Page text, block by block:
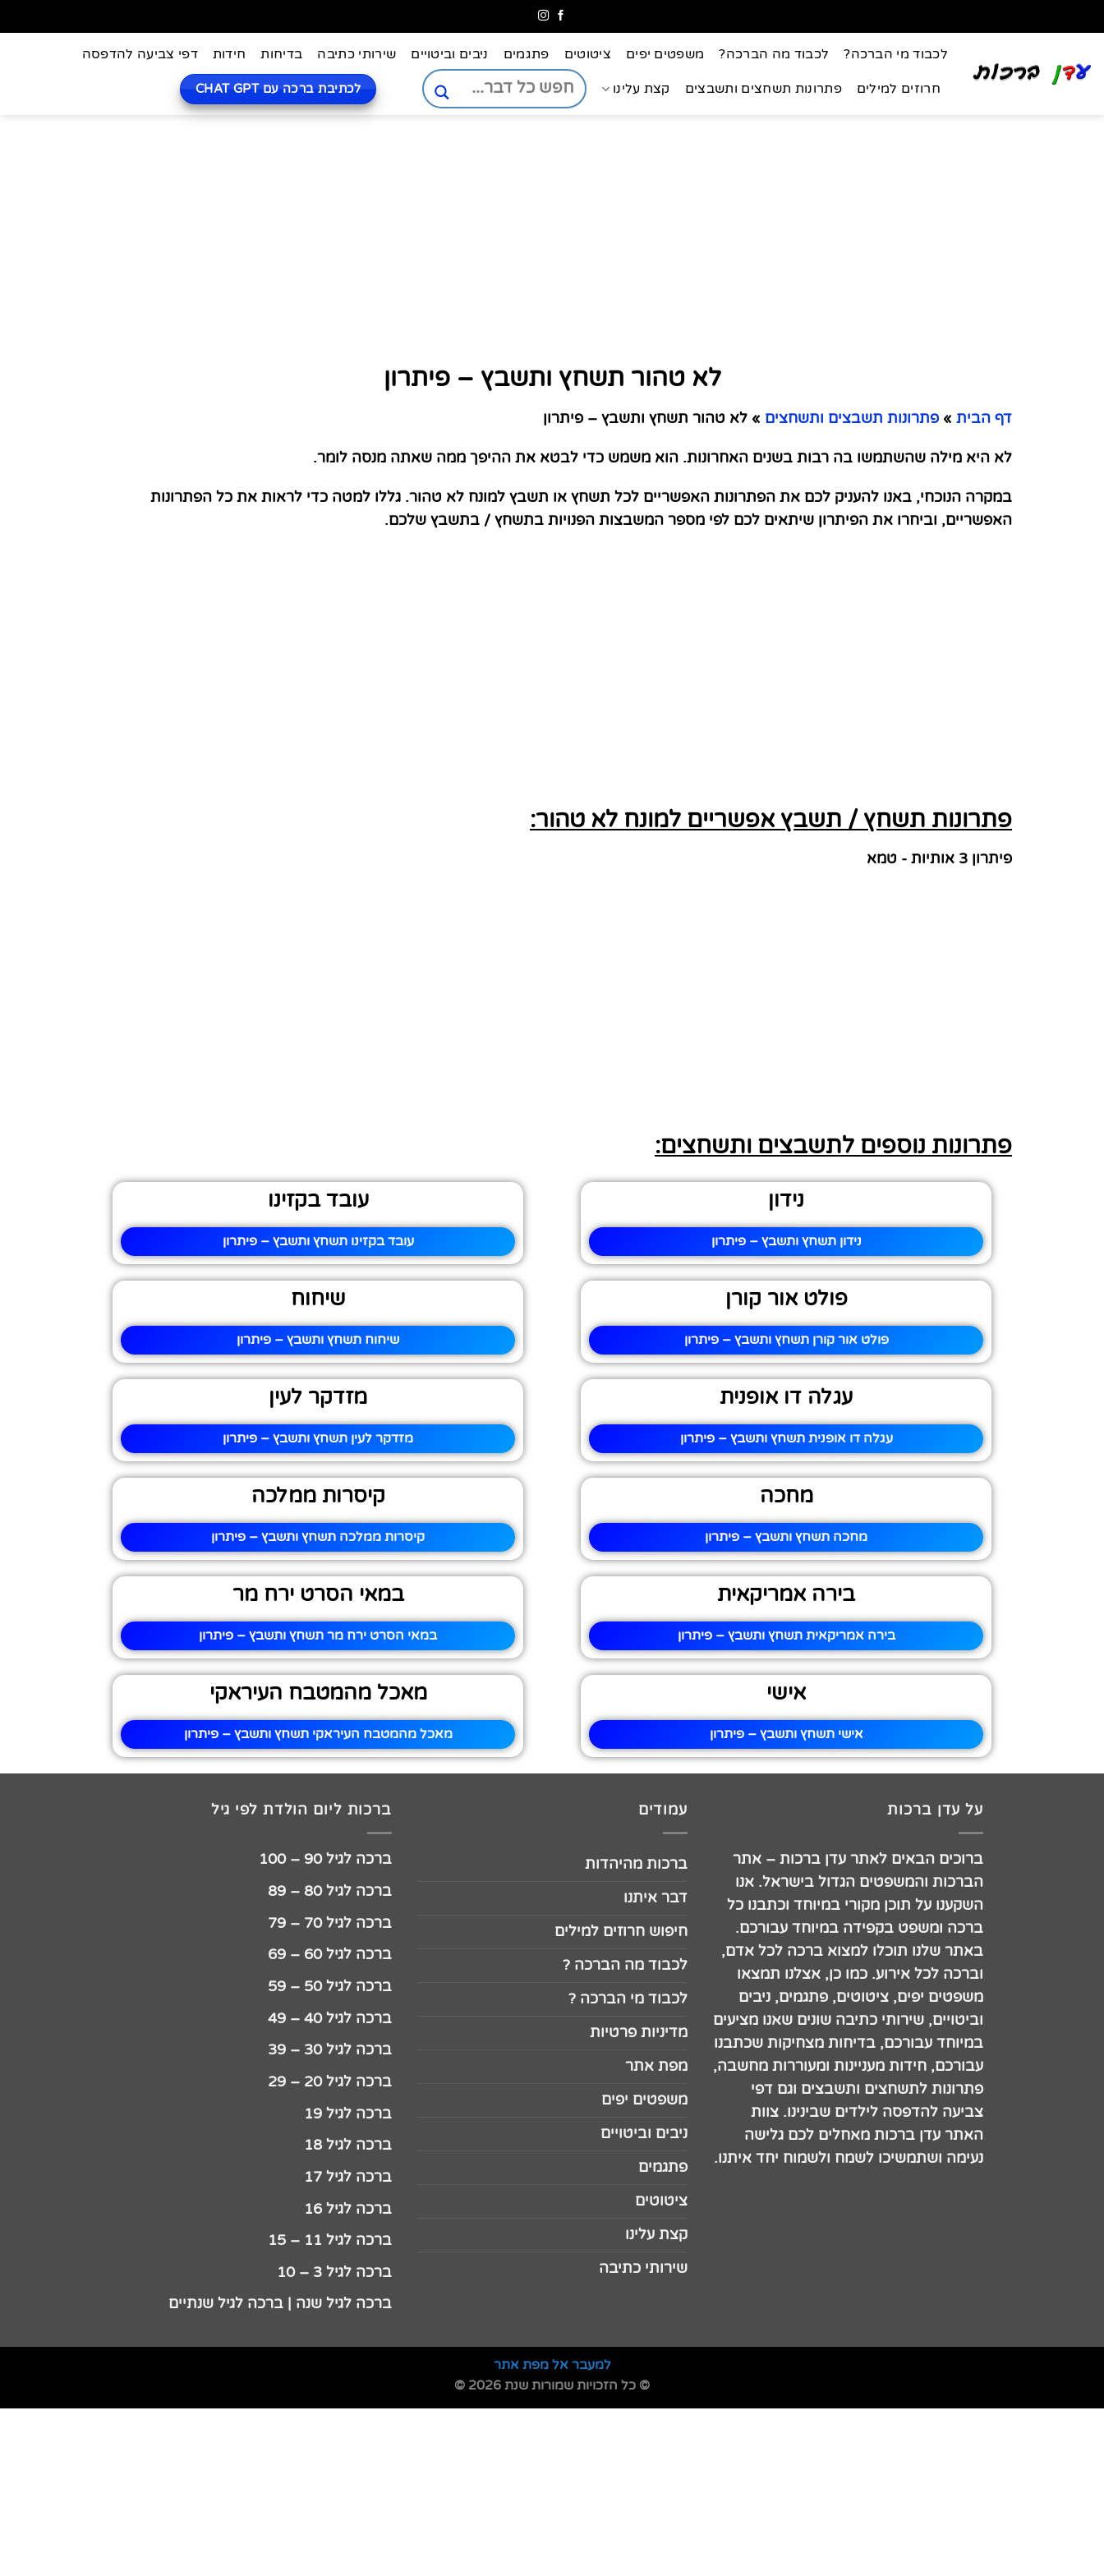
לכבוד מי הברכה? לכבוד מה הברכה? משפטים יפים ציטוטים פתגמים ניבים וביטויים שירותי כתיבה בדיחות חידות דפי צביעה להדפסה
חרוזים למילים פתרונות תשחצים ותשבצים קצת עלינו לכתיבת ברכה עם CHAT GPT
לא טהור תשחץ ותשבץ – פיתרון
דף הבית » פתרונות תשבצים ותשחצים » לא טהור תשחץ ותשבץ – פיתרון
לא היא מילה שהשתמשו בה רבות בשנים האחרונות. הוא משמש כדי לבטא את ההיפך ממה שאתה מנסה לומר.
במקרה הנוכחי, באנו להעניק לכם את הפתרונות האפשריים לכל תשחץ או תשבץ למונח לא טהור. גללו למטה כדי לראות את כל הפתרונות
האפשריים, וביחרו את הפיתרון שיתאים לכם לפי מספר המשבצות הפנויות בתשחץ / בתשבץ שלכם.
פתרונות תשחץ / תשבץ אפשריים למונח לא טהור:
פיתרון 3 אותיות - טמא
פתרונות נוספים לתשבצים ותשחצים:
נידון
נידון תשחץ ותשבץ – פיתרון
עובד בקזינו
עובד בקזינו תשחץ ותשבץ – פיתרון
פולט אור קורן
פולט אור קורן תשחץ ותשבץ – פיתרון
שיחוח
שיחוח תשחץ ותשבץ – פיתרון
עגלה דו אופנית
עגלה דו אופנית תשחץ ותשבץ – פיתרון
מזדקר לעין
מזדקר לעין תשחץ ותשבץ – פיתרון
מחכה
מחכה תשחץ ותשבץ – פיתרון
קיסרות ממלכה
קיסרות ממלכה תשחץ ותשבץ – פיתרון
בירה אמריקאית
בירה אמריקאית תשחץ ותשבץ – פיתרון
במאי הסרט ירח מר
במאי הסרט ירח מר תשחץ ותשבץ – פיתרון
אישי
אישי תשחץ ותשבץ – פיתרון
מאכל מהמטבח העיראקי
מאכל מהמטבח העיראקי תשחץ ותשבץ – פיתרון
על עדן ברכות
ברוכים הבאים לאתר עדן ברכות – אתר
הברכות והמשפטים הגדול בישראל. אנו
השקענו על תוכן מקורי במיוחד וכתבנו כל
ברכה ומשפט בקפידה במיוחד עבורכם.
באתר שלנו תוכלו למצוא ברכה לכל אדם,
וברכה לכל אירוע. כמו כן, אצלנו תמצאו
משפטים יפים, ציטוטים, פתגמים, ניבים
וביטויים, שירותי כתיבה שונים שאנו מציעים
במיוחד עבורכם, בדיחות מצחיקות שכתבנו
עבורכם, חידות מעניינות ומעוררות מחשבה,
פתרונות לתשחצים ותשבצים וגם דפי
צביעה להדפסה לילדים שבינינו. צוות
האתר עדן ברכות מאחלים לכם גלישה
נעימה ושתמשיכו לשמח ולשמוח יחד איתנו.
עמודים
ברכות מהיהדות
דבר איתנו
חיפוש חרוזים למילים
לכבוד מה הברכה ?
לכבוד מי הברכה ?
מדיניות פרטיות
מפת אתר
משפטים יפים
ניבים וביטויים
פתגמים
ציטוטים
קצת עלינו
שירותי כתיבה
ברכות ליום הולדת לפי גיל
ברכה לגיל 90 – 100
ברכה לגיל 80 – 89
ברכה לגיל 70 – 79
ברכה לגיל 60 – 69
ברכה לגיל 50 – 59
ברכה לגיל 40 – 49
ברכה לגיל 30 – 39
ברכה לגיל 20 – 29
ברכה לגיל 19
ברכה לגיל 18
ברכה לגיל 17
ברכה לגיל 16
ברכה לגיל 11 – 15
ברכה לגיל 3 – 10
ברכה לגיל שנה | ברכה לגיל שנתיים
למעבר אל מפת אתר
© כל הזכויות שמורות שנת 2026 ©